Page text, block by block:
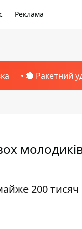
Реклама
🔴 Ракетний
200